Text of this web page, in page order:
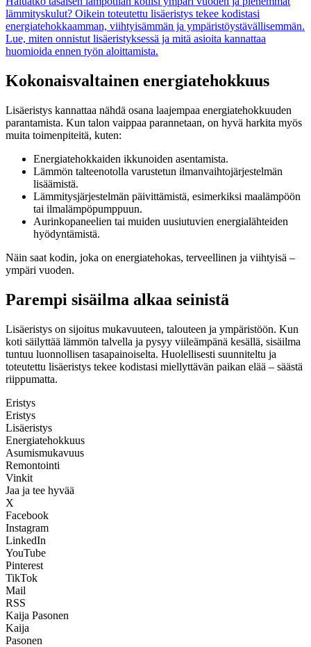
lämmityskulut? Oikein toteutettu lisäeristys tekee kodistasi
energiatehokkaamman, viihtyisämmän ja ympäristöystävällisemmän.
Lue, miten onnistut lisäeristyksessä ja mitä asioita kannattaa
huomioida ennen työn aloittamista.
Kokonaisvaltainen energiatehokkuus
Lisäeristys kannattaa nähdä osana laajempaa energiatehokkuuden
parantamista. Kun talon vaippaa parannetaan, on hyvä harkita myös
muita toimenpiteitä, kuten:
Energiatehokkaiden ikkunoiden asentamista.
Lämmön talteenotolla varustetun ilmanvaihtojärjestelmän
lisäämistä.
Lämmitysjärjestelmän päivittämistä, esimerkiksi maalämpöön
tai ilmalämpöpumppuun.
Aurinkopaneelien tai muiden uusiutuvien energialähteiden
hyödyntämistä.
Näin saat kodin, joka on energiatehokas, terveellinen ja viihtyisä –
ympäri vuoden.
Parempi sisäilma alkaa seinistä
Lisäeristys on sijoitus mukavuuteen, talouteen ja ympäristöön. Kun
koti säilyttää lämmön talvella ja pysyy viileämpänä kesällä, sisäilma
tuntuu luonnollisen tasapainoiselta. Huolellisesti suunniteltu ja
toteutettu lisäeristys tekee kodistasi miellyttävän paikan elää – säästä
riippumatta.
Eristys
Eristys
Lisäeristys
Energiatehokkuus
Asumismukavuus
Remontointi
Vinkit
Jaa ja tee hyvää
X
Facebook
Instagram
LinkedIn
YouTube
Pinterest
TikTok
Mail
RSS
Kaija Pasonen
Kaija
Pasonen